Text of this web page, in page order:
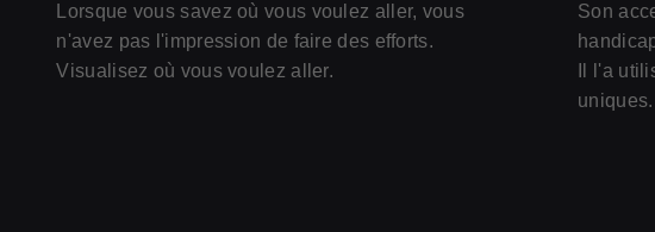
Lorsque vous savez où vous voulez aller, vous
n'avez pas l'impression de faire des efforts.
Visualisez où vous voulez aller.
Son
Il l'a
uniques.